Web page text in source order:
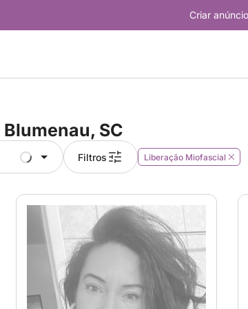
Criar anúncio
Blumenau, SC
Filtros Liberação Miofascial